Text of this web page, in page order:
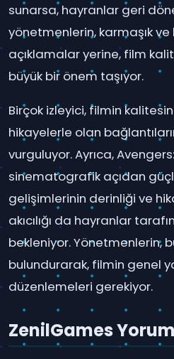
sunarsa, hayranlar geri
yönetmenlerin, karmaşık ve
açıklamalar yerine, film
büyük bir önem taşıyor.
Birçok izleyici, filmin
hikayelerle olan
vurguluyor. Ayrıca,
sinematografik açıdan
gelişimlerinin derinliği ve
akıcılığı da hayranlar
bekleniyor. Yönetmenlerin,
bulundurarak, filmin genel
düzenlemeleri gerekiyor.
ZenilGames